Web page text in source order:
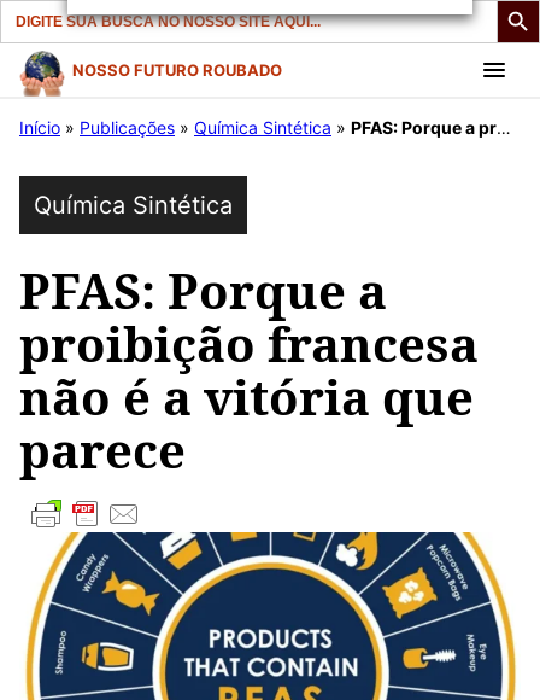
Search
for:
Pular
para
conteúdo
NOSSO FUTURO ROUBADO
Início » Publicações » Química Sintética » PFAS: Porque a proibição francesa não é a vitória que parece
Química Sintética
PFAS: Porque a
proibição francesa
não é a vitória que
parece